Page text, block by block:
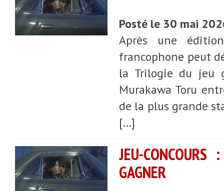
Posté le 30 mai
Après une
francophone peut
la Trilogie du jeu
Murakawa Toru
de la plus grande
[…]
JEU-
GAGNER